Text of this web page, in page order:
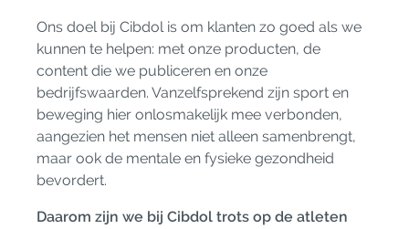
Ons doel bij Cibdol is om klanten zo goed als we
kunnen te helpen: met onze producten, de
content die we publiceren en onze
bedrijfswaarden. Vanzelfsprekend zijn sport en
beweging hier onlosmakelijk mee verbonden,
aangezien het mensen niet alleen samenbrengt,
maar ook de mentale en fysieke gezondheid
bevordert.
Daarom zijn we bij Cibdol trots op de atleten